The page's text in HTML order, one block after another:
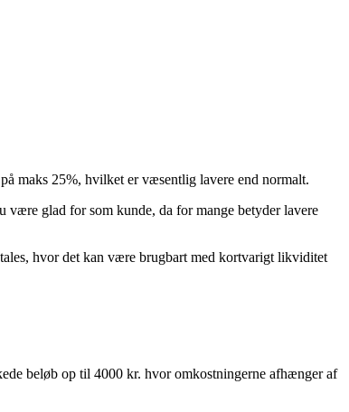
maks 25%, hvilket er væsentlig lavere end normalt.
glad for som kunde, da for mange betyder lavere
hvor det kan være brugbart med kortvarigt likviditet
beløb op til 4000 kr. hvor omkostningerne afhænger af